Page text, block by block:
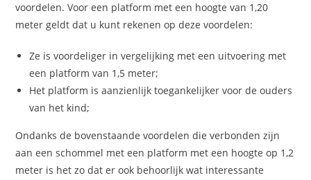
voordelen. Voor een platform met een hoogte van 1,20
meter geldt dat u kunt rekenen op deze voordelen:
Ze is voordeliger in vergelijking met een uitvoering met
een platform van 1,5 meter;
Het platform is aanzienlijk toegankelijker voor de ouders
van het kind;
Ondanks de bovenstaande voordelen die verbonden zijn
aan een schommel met een platform met een hoogte op 1,2
meter is het zo dat er ook behoorlijk wat interessante